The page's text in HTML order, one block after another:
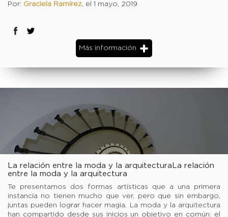
Por: Graciela Ramírez, el 1 mayo, 2019
Más información
La relación entre la moda y la arquitecturaLa relación
entre la moda y la arquitectura
Te presentamos dos formas artísticas que a una primera
instancia no tienen mucho que ver, pero que sin embargo,
juntas pueden lograr hacer magia. La moda y la arquitectura
han compartido desde sus inicios un objetivo en común: el